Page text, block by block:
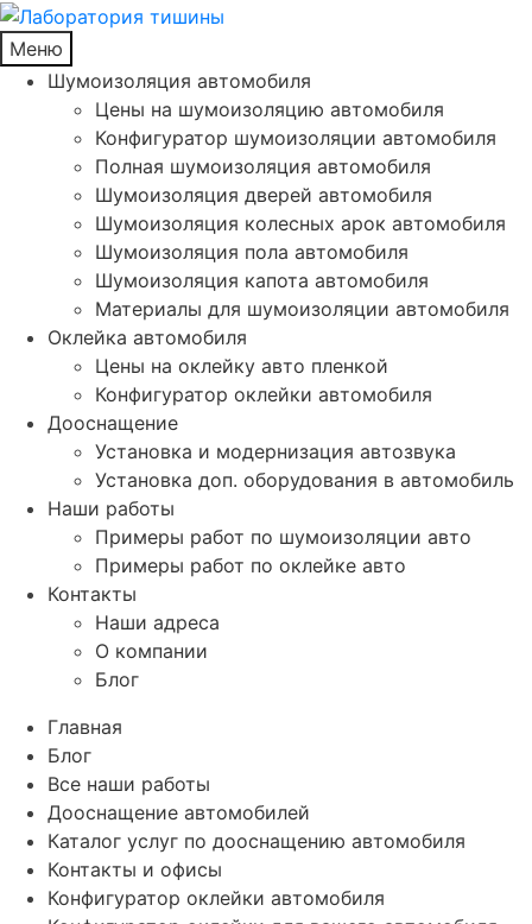
Меню
Шумоизоляция автомобиля
Цены на шумоизоляцию автомобиля
Конфигуратор шумоизоляции автомобиля
Полная шумоизоляция автомобиля
Шумоизоляция дверей автомобиля
Шумоизоляция колесных арок автомобиля
Шумоизоляция пола автомобиля
Шумоизоляция капота автомобиля
Материалы для шумоизоляции автомобиля
Оклейка автомобиля
Цены на оклейку авто пленкой
Конфигуратор оклейки автомобиля
Дооснащение
Установка и модернизация автозвука
Установка доп. оборудования в автомобиль
Наши работы
Примеры работ по шумоизоляции авто
Примеры работ по оклейке авто
Контакты
Наши адреса
О компании
Блог
Главная
Блог
Все наши работы
Дооснащение автомобилей
Каталог услуг по дооснащению автомобиля
Контакты и офисы
Конфигуратор оклейки автомобиля